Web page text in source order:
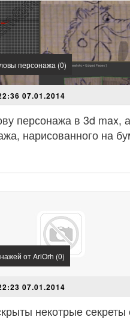
персонажа (0)
07.01.2014
персонажа в 3d max,
нарисованного на
от AriOrh (0)
07.01.2014
некотрые